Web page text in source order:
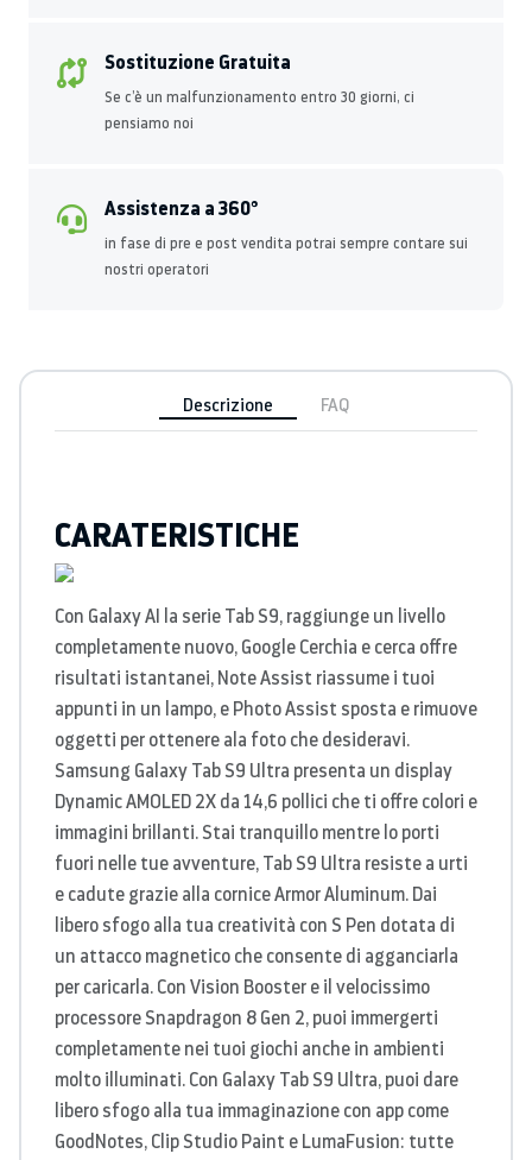
Sostituzione Gratuita
Se c’è un malfunzionamento entro 30 giorni, ci
pensiamo noi
Assistenza a 360°
in fase di pre e post vendita potrai sempre contare sui
nostri operatori
Descrizione FAQ
CARATERISTICHE
Con Galaxy AI la serie Tab S9, raggiunge un livello
completamente nuovo, Google Cerchia e cerca offre
risultati istantanei, Note Assist riassume i tuoi
appunti in un lampo, e Photo Assist sposta e rimuove
oggetti per ottenere ala foto che desideravi.
Samsung Galaxy Tab S9 Ultra presenta un display
Dynamic AMOLED 2X da 14,6 pollici che ti offre colori e
immagini brillanti. Stai tranquillo mentre lo porti
fuori nelle tue avventure, Tab S9 Ultra resiste a urti
e cadute grazie alla cornice Armor Aluminum. Dai
libero sfogo alla tua creatività con S Pen dotata di
un attacco magnetico che consente di agganciarla
per caricarla. Con Vision Booster e il velocissimo
processore Snapdragon 8 Gen 2, puoi immergerti
completamente nei tuoi giochi anche in ambienti
molto illuminati. Con Galaxy Tab S9 Ultra, puoi dare
libero sfogo alla tua immaginazione con app come
GoodNotes, Clip Studio Paint e LumaFusion: tutte